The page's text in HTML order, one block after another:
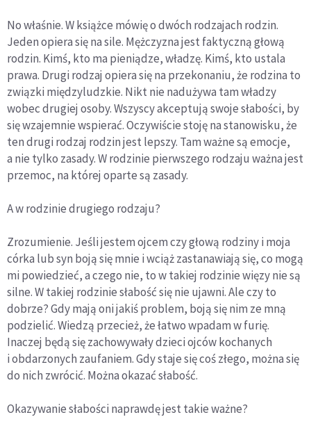
No właśnie. W książce mówię o dwóch rodzajach rodzin.
Jeden opiera się na sile. Mężczyzna jest faktyczną głową
rodzin. Kimś, kto ma pieniądze, władzę. Kimś, kto ustala
prawa. Drugi rodzaj opiera się na przekonaniu, że rodzina to
związki międzyludzkie. Nikt nie nadużywa tam władzy
wobec drugiej osoby. Wszyscy akceptują swoje słabości, by
się wzajemnie wspierać. Oczywiście stoję na stanowisku, że
ten drugi rodzaj rodzin jest lepszy. Tam ważne są emocje,
a nie tylko zasady. W rodzinie pierwszego rodzaju ważna jest
przemoc, na której oparte są zasady.
A w rodzinie drugiego rodzaju?
Zrozumienie. Jeśli jestem ojcem czy głową rodziny i moja
córka lub syn boją się mnie i wciąż zastanawiają się, co mogą
mi powiedzieć, a czego nie, to w takiej rodzinie więzy nie są
silne. W takiej rodzinie słabość się nie ujawni. Ale czy to
dobrze? Gdy mają oni jakiś problem, boją się nim ze mną
podzielić. Wiedzą przecież, że łatwo wpadam w furię.
Inaczej będą się zachowywały dzieci ojców kochanych
i obdarzonych zaufaniem. Gdy staje się coś złego, można się
do nich zwrócić. Można okazać słabość.
Okazywanie słabości naprawdę jest takie ważne?